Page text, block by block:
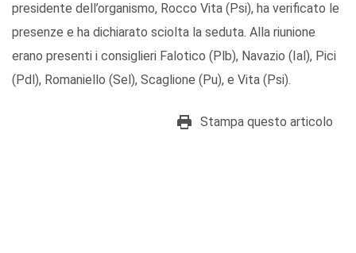
presidente dell’organismo, Rocco Vita (Psi), ha verificato le
presenze e ha dichiarato sciolta la seduta. Alla riunione
erano presenti i consiglieri Falotico (Plb), Navazio (Ial), Pici
(Pdl), Romaniello (Sel), Scaglione (Pu), e Vita (Psi).
Stampa questo articolo